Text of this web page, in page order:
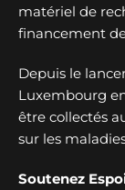
matériel de
financement
Depuis le
Luxembourg
être collectés
sur les
Soutenez